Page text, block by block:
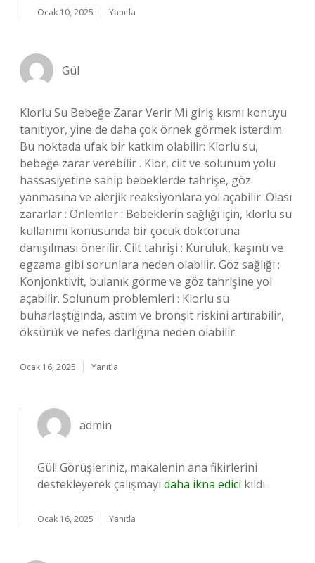
Ocak 10, 2025 Yanıtla
Gül
Klorlu Su Bebeğe Zarar Verir Mi giriş kısmı konuyu
tanıtıyor, yine de daha çok örnek görmek isterdim.
Bu noktada ufak bir katkım olabilir: Klorlu su,
bebeğe zarar verebilir . Klor, cilt ve solunum yolu
hassasiyetine sahip bebeklerde tahrişe, göz
yanmasına ve alerjik reaksiyonlara yol açabilir. Olası
zararlar : Önlemler : Bebeklerin sağlığı için, klorlu su
kullanımı konusunda bir çocuk doktoruna
danışılması önerilir. Cilt tahrişi : Kuruluk, kaşıntı ve
egzama gibi sorunlara neden olabilir. Göz sağlığı :
Konjonktivit, bulanık görme ve göz tahrişine yol
açabilir. Solunum problemleri : Klorlu su
buharlaştığında, astım ve bronşit riskini artırabilir,
öksürük ve nefes darlığına neden olabilir.
Ocak 16, 2025 Yanıtla
admin
Gül! Görüşleriniz, makalenin ana fikirlerini
destekleyerek çalışmayı daha ikna edici kıldı.
Ocak 16, 2025 Yanıtla